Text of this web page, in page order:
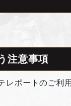
注意事項
レポートのご